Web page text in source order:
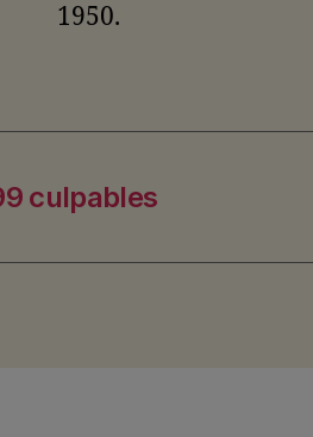
1950.
culpables